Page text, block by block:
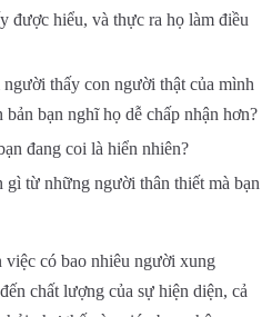
được hiểu, và thực ra họ làm điều
thấy con người thật của mình
bạn nghĩ họ dễ chấp nhận hơn?
đang coi là hiển nhiên?
gì từ những người thân thiết mà bạn
có bao nhiêu người xung
chất lượng của sự hiện diện, cả